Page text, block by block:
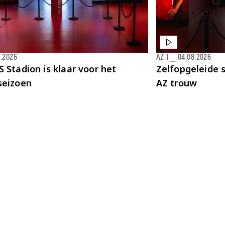
Stadion is klaar voor het
Zelfopgeleide
AZ trouw
AZ 1 04.08.2026